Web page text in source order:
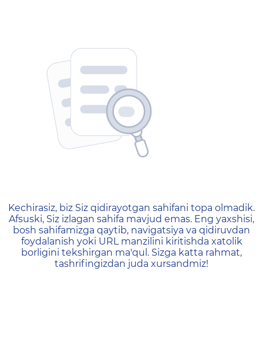
404 — Страница не
Kechirasiz, biz Siz qidirayotgan sahifani topa olmadik.
Afsuski, Siz izlagan sahifa mavjud emas. Eng yaxshisi,
bosh sahifamizga qaytib, navigatsiya va qidiruvdan
foydalanish yoki URL manzilini kiritishda xatolik
borligini tekshirgan ma'qul. Sizga katta rahmat,
tashrifingizdan juda xursandmiz!